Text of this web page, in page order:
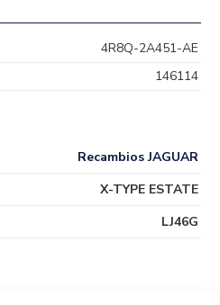
4R8Q-2A451-AE
146114
Recambios JAGUAR
X-TYPE ESTATE
LJ46G